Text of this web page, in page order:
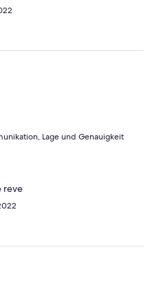
Lage und Genauigkeit
reve